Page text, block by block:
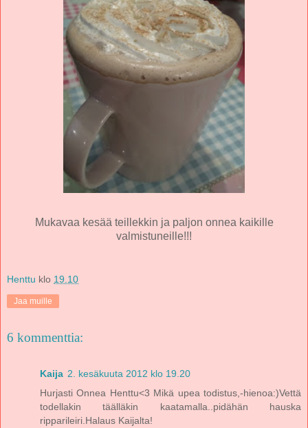
Mukavaa kesää teillekkin ja paljon onnea kaikille
valmistuneille!!!
Henttu klo 19.10
Jaa muille
6 kommenttia:
Kaija 2. kesäkuuta 2012 klo 19.20
Hurjasti Onnea Henttu<3 Mikä upea todistus,-hienoa:)Vettä
todellakin täälläkin kaatamalla..pidähän hauska
ripparileiri.Halaus Kaijalta!